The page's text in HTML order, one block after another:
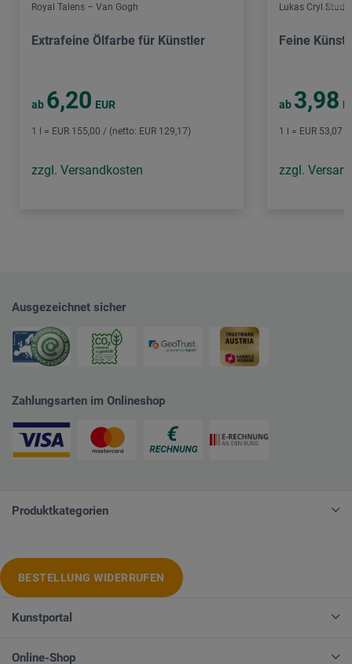
Royal Talens – Van Gogh
Extrafeine Ölfarbe für Künstler
ab 6,20 EUR
1 l = EUR 155,00 / (netto: EUR 129,17)
zzgl. Versandkosten
Lukas Cryl Studio
Feine
ab 3,98
1 l = EUR 53,07
zzgl.
Ausgezeichnet sicher
Zahlungsarten im Onlineshop
Produktkategorien
BESTELLUNG WIDERRUFEN
Kunstportal
Online-Shop